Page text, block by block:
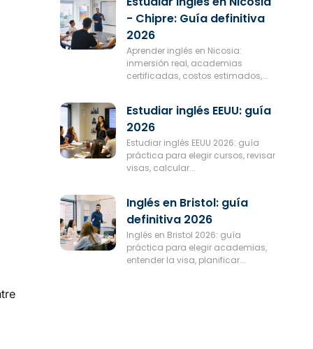
- Chipre: Guía definitiva
2026
Aprender inglés en Nicosia:
inmersión real, academias
certificadas, costos estimados,...
Estudiar inglés EEUU: guía
2026
Estudiar inglés EEUU 2026: guía
práctica para elegir cursos, revisar
visas, calcular...
Inglés en Bristol: guía
definitiva 2026
Inglés en Bristol 2026: guía
práctica para elegir academias,
entender la visa, planificar...